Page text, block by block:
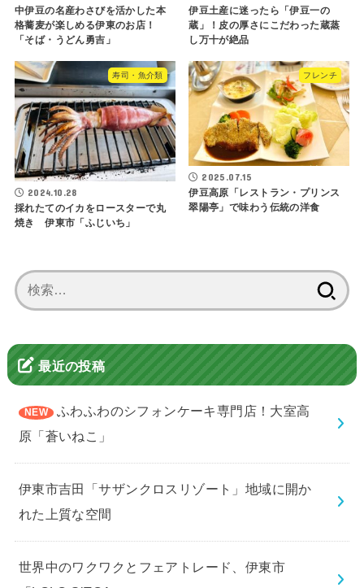
中伊豆の名産わさびを活かした本
格蕎麦が楽しめる伊東のお店！
「そば・うどん勇吉」
伊豆土産に迷ったら「伊豆一の
蔵」！皮の厚さにこだわった蔵蒸
し万十が絶品
寿司・魚介類
2024.10.28
採れたてのイカをロースターで丸
焼き 伊東市「ふじいち」
フレンチ
2025.07.15
伊豆高原「レストラン・プリンス
翠陽亭」で味わう伝統の洋食
索:
最近の投稿
ふわふわのシフォンケーキ専門店！大室高
原「蒼いねこ」
伊東市吉田「サザンクロスリゾート」地域に開か
れた上質な空間
世界中のワクワクとフェアトレード、伊東市